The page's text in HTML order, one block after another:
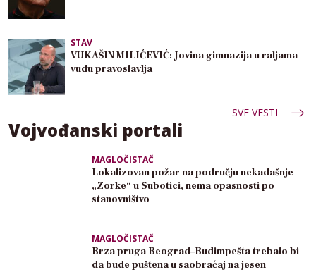
STAV
VUKAŠIN MILIĆEVIĆ: Jovina gimnazija u raljama
vudu pravoslavlja
SVE VESTI
Vojvođanski portali
MAGLOČISTAČ
Lokalizovan požar na području nekadašnje
„Zorke“ u Subotici, nema opasnosti po
stanovništvo
MAGLOČISTAČ
Brza pruga Beograd–Budimpešta trebalo bi
da bude puštena u saobraćaj na jesen